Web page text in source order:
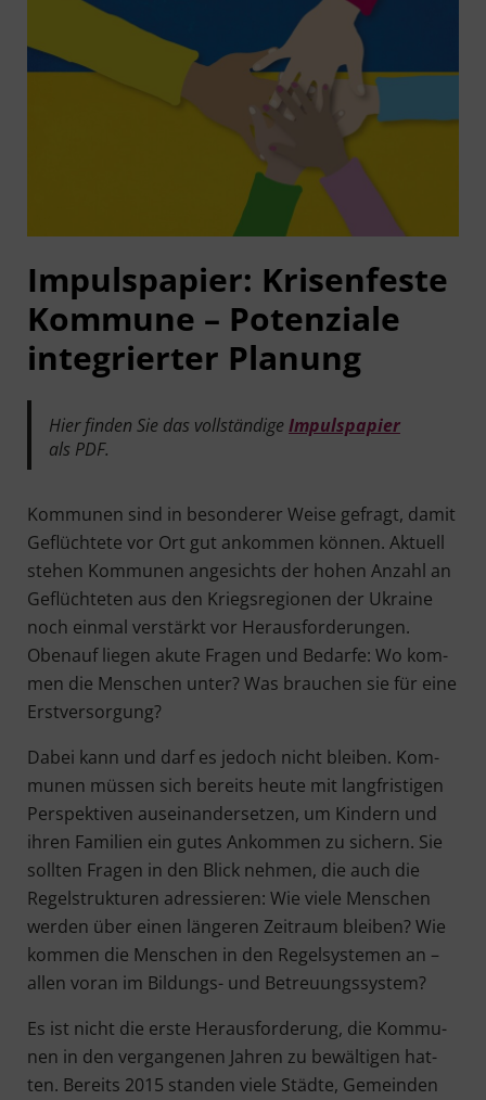
Impuls­pa­pier: Kri­sen­fes­te
Kom­mu­ne – Poten­zia­le
inte­grier­ter Planung
Hier fin­den Sie das voll­stän­di­geImpuls­pa­pier
als PDF.
Kom­mu­nen sind in beson­de­rer Wei­se gefragt, damit
Geflüch­te­te vor Ort gut ankom­men kön­nen. Aktu­ell
ste­hen Kom­mu­nen ange­sichts der hohen Anzahl an
Geflüch­te­ten aus den Kriegs­re­gio­nen der Ukrai­ne
noch ein­mal ver­stärkt vor Her­aus­for­de­run­gen.
Oben­auf lie­gen aku­te Fra­gen und Bedar­fe: Wo kom­
men die Men­schen unter? Was brau­chen sie für eine
Erstversorgung?
Dabei kann und darf es jedoch nicht blei­ben. Kom­
mu­nen müs­sen sich bereits heu­te mit lang­fris­ti­gen
Per­spek­ti­ven aus­ein­an­der­set­zen, um Kin­dern und
ihren Fami­li­en ein gutes Ankom­men zu sichern. Sie
soll­ten Fra­gen in den Blick neh­men, die auch die
Regel­struk­tu­ren adres­sie­ren: Wie vie­le Men­schen
wer­den über einen län­ge­ren Zeit­raum blei­ben? Wie
kom­men die Men­schen in den Regel­sys­te­men an –
allen vor­an im Bil­dungs- und Betreuungssystem?
Es ist nicht die ers­te Her­aus­for­de­rung, die Kom­mu­
nen in den ver­gan­ge­nen Jah­ren zu bewäl­ti­gen hat­
ten. Bereits 2015 stan­den vie­le Städ­te, Gemein­den